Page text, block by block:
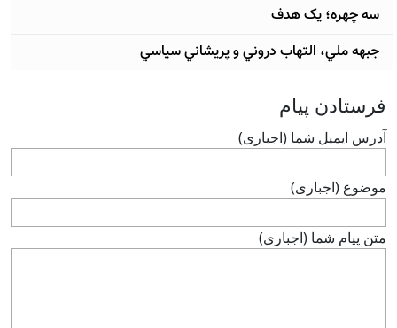
سه چهره؛ یک هدف
جبهه ملي، التهاب دروني و پريشاني سياسي
فرستادن پيام
آدرس ايميل شما (اجباری)
موضوع (اجباری)
متن پيام شما (اجباری)